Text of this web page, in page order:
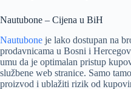
Nautubone – Cijena u BiH
Nautubone je lako dostupan na
prodavnicama u Bosni i
umu da je optimalan pristup
službene web stranice. Samo
proizvod i ublažiti rizik od